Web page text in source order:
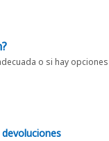
o si hay